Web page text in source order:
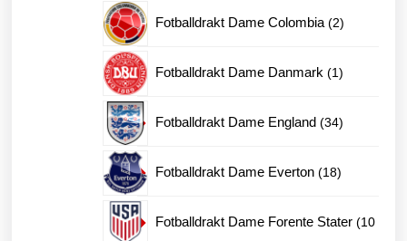
Fotballdrakt Dame Colombia 22
Fotballdrakt Dame Danmark 11
Fotballdrakt Dame England 3434
Fotballdrakt Dame Everton 1818
Fotballdrakt Dame Forente Stater 10